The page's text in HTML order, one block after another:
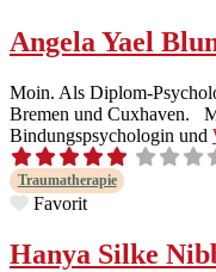
Angela Yael
Moin. Als Diplom-
Bre­men und Cux­haven.
Bindungspsy­cholo­gin und
Trau­mather­a­pie
Favorit
Hanya Silke